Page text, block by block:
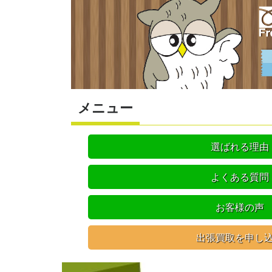
メニュー
選ばれる理由
よくある質問
お客様の声
出張買取を申し